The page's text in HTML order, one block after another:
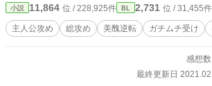
小説 11,864 位 / 228,925件 BL 2,731 位 / 31,455件
主人公攻め 総攻め 美醜逆転 ガチムチ受け
感想
最終更新日